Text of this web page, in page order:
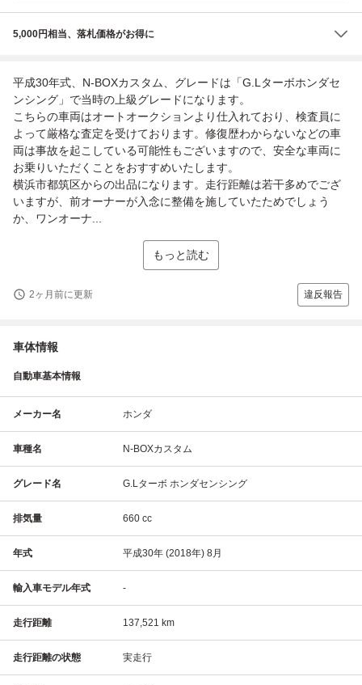
5,000円相当、落札価格がお得に
平成30年式、N-BOXカスタム、グレードは「G.Lターボホンダセ
ンシング」で当時の上級グレードになります。
こちらの車両はオートオークションより仕入れており、検査員に
よって厳格な査定を受けております。修復歴わからないなどの車
両は事故を起こしている可能性もございますので、安全な車両に
お乗りいただくことをおすすめいたします。
横浜市都筑区からの出品になります。走行距離は若干多めでござ
いますが、前オーナーが入念に整備を施していたためでしょう
か、ワンオーナ...
もっと読む
2ヶ月前に更新 違反報告
車体情報
自動車基本情報
メーカー名 ホンダ
車種名 N-BOXカスタム
グレード名 G.Lターボ ホンダセンシング
排気量 660 cc
年式 平成30年 (2018年) 8月
輸入車モデル年式 -
走行距離 137,521 km
走行距離の状態 実走行